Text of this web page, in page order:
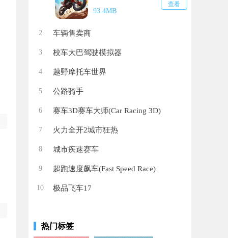
93.4MB
查看
2 车辆售卖商
3 校车大巴驾驶模拟器
4 越野摩托车世界
5 公路骑手
6 赛车3D赛车大师(Car Racing 3D)
7 火力全开2城市狂热
8 城市疾速赛车
9 超跑速度飙车(Fast Speed Race)
10 极品飞车17
热门标签